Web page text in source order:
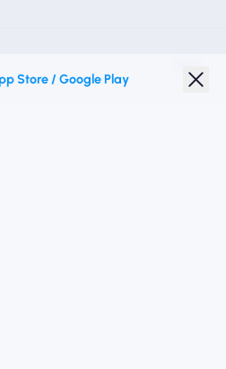
Store / Google Play